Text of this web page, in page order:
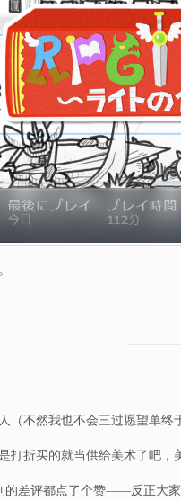
（不然我也不会三过愿望单终
打折买的就当供给美术了吧，
差评都点了个赞——反正大家